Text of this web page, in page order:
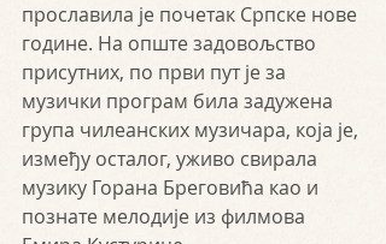
прославила је почетак Српске нове
године. На опште задовољство
присутних, по први пут је за
музички програм била задужена
група чилеанских музичара, која је,
између осталог, уживо свирала
музику Горана Бреговића као и
познате мелодије из филмова